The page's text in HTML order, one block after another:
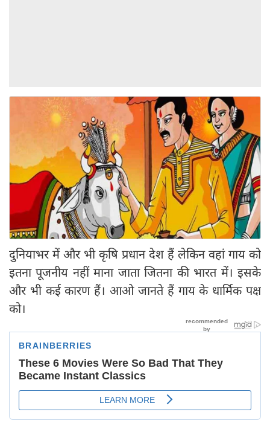
दुनियाभर में और भी कृषि प्रधान देश हैं लेकिन वहां गाय को
इतना पूजनीय नहीं माना जाता जितना की भारत में। इसके
और भी कई कारण हैं। आओ जानते हैं गाय के धार्मिक पक्ष
को।